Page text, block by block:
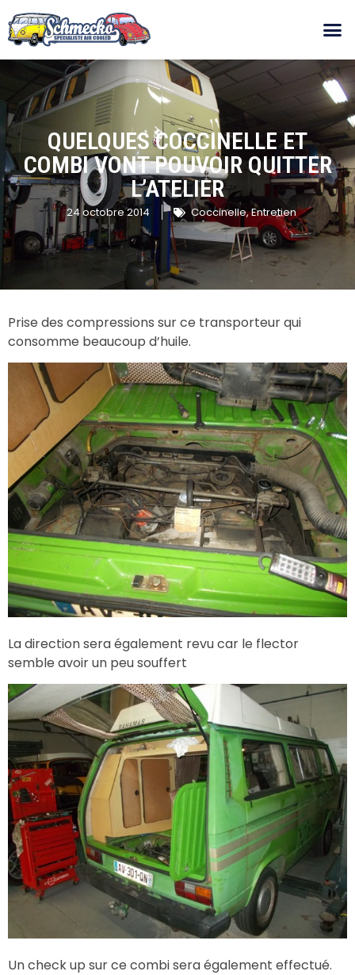
QUELQUES COCCINELLE ET
COMBI VONT POUVOIR QUITTER
L’ATELIER
24 octobre 2014 Coccinelle,Entretien
Prise des compressions sur ce transporteur qui
consomme beaucoup d’huile.
La direction sera également revu car le flector
semble avoir un peu souffert
Un check up sur ce combi sera également effectué.